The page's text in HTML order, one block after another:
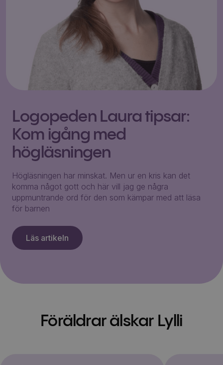
Logopeden Laura tipsar:
Kom igång med
högläsningen
Högläsningen har minskat. Men ur en kris kan det
komma något gott och här vill jag ge några
uppmuntrande ord för den som kämpar med att läsa
för barnen
Läs artikeln
Föräldrar älskar Lylli